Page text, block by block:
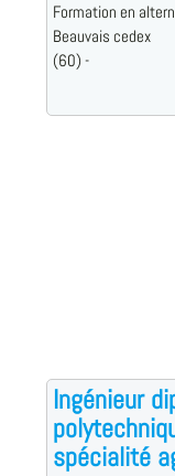
Formation en
Beauvais cedex
(60) -
Ingénieur
spécialité